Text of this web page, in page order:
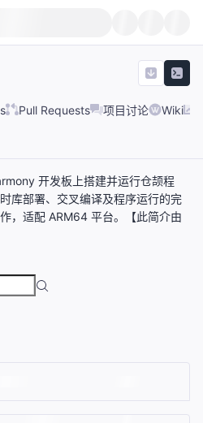
Pull Requests 项目讨论 Wiki
开发板上搭建并运行仓颉程
库部署、交叉编译及程序运行的完
，适配 ARM64 平台。【此简介由